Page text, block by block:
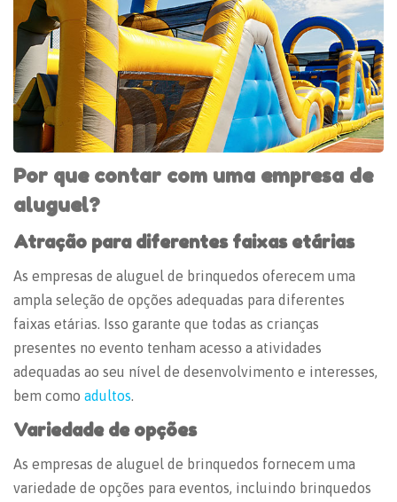
Por que contar com uma empresa de
aluguel?
Atração para diferentes faixas etárias
As empresas de aluguel de brinquedos oferecem uma
ampla seleção de opções adequadas para diferentes
faixas etárias. Isso garante que todas as crianças
presentes no evento tenham acesso a atividades
adequadas ao seu nível de desenvolvimento e interesses,
bem como adultos.
Variedade de opções
As empresas de aluguel de brinquedos fornecem uma
variedade de opções para eventos, incluindo brinquedos